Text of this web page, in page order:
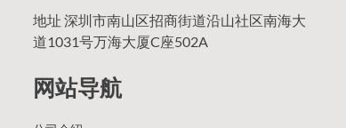
地址 深圳市南山区招商街道沿山社区南海大
道1031号万海大厦C座502A
网站导航